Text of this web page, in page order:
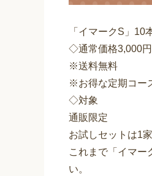
「イマークS」10
◇通常価格3,000
※送料無料
※お得な定期コー
◇対象
通販限定
お試しセットは1
これまで「イマー
い。